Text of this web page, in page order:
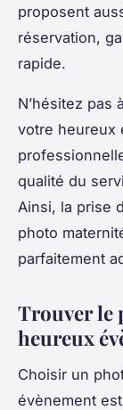
proposent
réservation,
rapide.
N’hésitez pas
votre heureux
qualité du
Ainsi, la prise
photo
parfaitement
Trouver le
heureux
Choisir un
évènement